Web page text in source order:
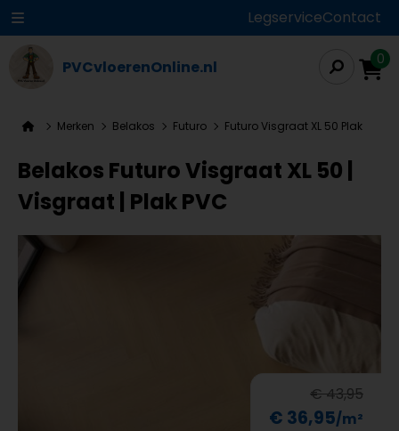
LegserviceContact
PVCvloerenOnline.nl 0
Merken Belakos Futuro Futuro Visgraat XL 50 Plak
Belakos Futuro Visgraat XL 50 |
Visgraat | Plak PVC
€ 43,95
€ 36,95